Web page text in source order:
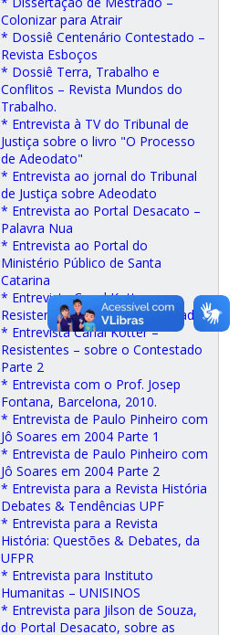
Colonizar para Atrair
* Dossiê Centenário Contestado –
Revista Esboços
* Dossiê Terra, Trabalho e
Conflitos – Revista Mundos do
Trabalho.
* Entrevista à TV do Tribunal de
Justiça sobre o livro "O Processo
de Adeodato"
* Entrevista ao jornal do Tribunal
de Justiça sobre Adeodato
* Entrevista ao Portal Desacato –
Palavra Nua
* Entrevista ao Portal do
Ministério Público de Santa
Catarina
* Entrevista Canal Kotter –
Resistentes – sobre o Contestado
* Entrevista Canal Kotter –
Resistentes – sobre o Contestado
Parte 2
* Entrevista com o Prof. Josep
Fontana, Barcelona, 2010.
* Entrevista de Paulo Pinheiro com
Jô Soares em 2004 Parte 1
* Entrevista de Paulo Pinheiro com
Jô Soares em 2004 Parte 2
* Entrevista para a Revista História
Debates & Tendências UPF
* Entrevista para a Revista
História: Questões & Debates, da
UFPR
* Entrevista para Instituto
Humanitas – UNISINOS
* Entrevista para Jilson de Souza,
do Portal Desacato, sobre as